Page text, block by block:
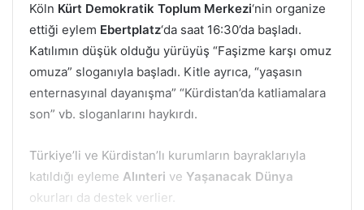
Köln Kürt Demokratik Toplum Merkezi‘nin organize
ettiği eylem Ebertplatz‘da saat 16:30’da başladı.
Katılımın düşük olduğu yürüyüş “Faşizme karşı omuz
omuza” sloganıyla başladı. Kitle ayrıca, “yaşasın
enternasyınal dayanışma” “Kürdistan’da katliamalara
son” vb. sloganlarını haykırdı.
Türkiye’li ve Kürdistan’lı kurumların bayraklarıyla
katıldığı eyleme Alınteri ve Yaşanacak Dünya
okurları da destek verlier.